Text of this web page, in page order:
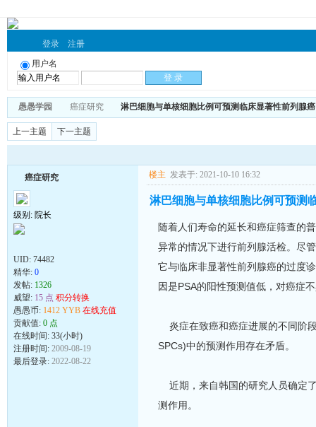
登录 注册
用户名
愚愚学园 癌症研究 淋巴细胞与单核细胞比例可预测临床显著性前列腺癌
上一主题 下一主题
癌症研究
级别: 院长
UID: 74482
精华: 0
发帖: 1326
威望: 15 点 积分转换
愚愚币: 1412 YYB 在线充值
贡献值: 0 点
在线时间: 33(小时)
注册时间: 2009-08-19
最后登录: 2022-08-22
楼主 发表于: 2021-10-10 16:32
淋巴细胞与单核细胞比例可预测
随着人们寿命的延长和癌症筛查的
异常的情况下进行前列腺活检。尽
它与临床非显著性前列腺癌的过度
因是PSA的阳性预测值低，对癌症
炎症在致癌和癌症进展的不同阶
SPCs)中的预测作用存在矛盾。
近期，来自韩国的研究人员确定
测作用。